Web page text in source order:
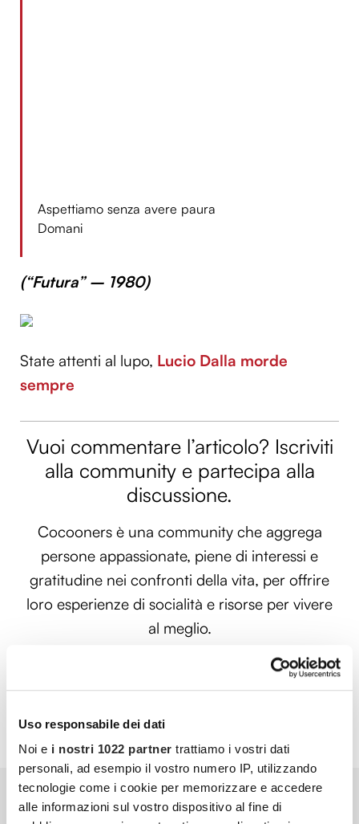
Uso responsabile dei dati
Noi e i nostri 1022 partner trattiamo i vostri dati
personali, ad esempio il vostro numero IP, utilizzando
tecnologie come i cookie per memorizzare e accedere
alle informazioni sul vostro dispositivo al fine di
Aspettiamo senza avere paura
Domani
(“Futura” – 1980)
State attenti al lupo, Lucio Dalla morde
sempre
Vuoi commentare l’articolo? Iscriviti
alla community e partecipa alla
discussione.
Cocooners è una community che aggrega
persone appassionate, piene di interessi e
gratitudine nei confronti della vita, per offrire
loro esperienze di socialità e risorse per vivere
al meglio.